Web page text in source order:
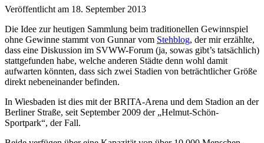
Veröffentlicht am 18. September 2013
Die Idee zur heutigen Sammlung beim traditionellen Gewinnspiel
ohne Gewinne stammt von Gunnar vom Stehblog, der mir erzählte,
dass eine Diskussion im SVWW-Forum (ja, sowas gibt’s tatsächlich)
stattgefunden habe, welche anderen Städte denn wohl damit
aufwarten könnten, dass sich zwei Stadien von beträchtlicher Größe
direkt nebeneinander befinden.
In Wiesbaden ist dies mit der BRITA-Arena und dem Stadion an der
Berliner Straße, seit September 2009 der „Helmut-Schön-
Sportpark“, der Fall.